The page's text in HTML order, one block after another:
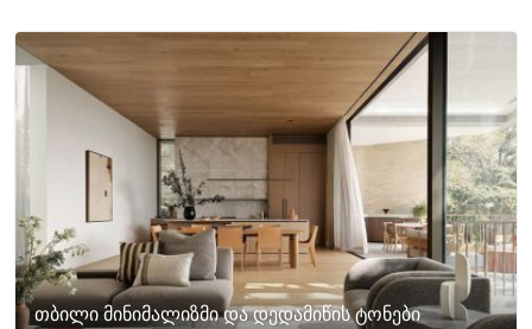
თბილი მინიმალიზმი და დედამიწის ტონები